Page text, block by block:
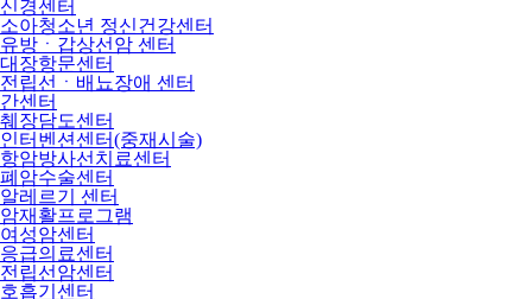
신경센터
소아청소년 정신건강센터
유방ㆍ갑상선암 센터
대장항문센터
전립선ㆍ배뇨장애 센터
간센터
췌장담도센터
인터벤션센터(중재시술)
항암방사선치료센터
폐암수술센터
알레르기 센터
암재활프로그램
여성암센터
응급의료센터
전립선암센터
호흡기센터